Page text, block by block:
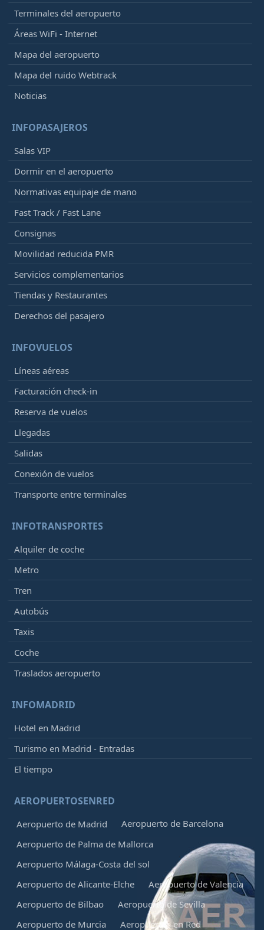
Terminales del aeropuerto
Áreas WiFi - Internet
Mapa del aeropuerto
Mapa del ruido Webtrack
Noticias
INFOPASAJEROS
Salas VIP
Dormir en el aeropuerto
Normativas equipaje de mano
Fast Track / Fast Lane
Consignas
Movilidad reducida PMR
Servicios complementarios
Tiendas y Restaurantes
Derechos del pasajero
INFOVUELOS
Líneas aéreas
Facturación check-in
Reserva de vuelos
Llegadas
Salidas
Conexión de vuelos
Transporte entre terminales
INFOTRANSPORTES
Alquiler de coche
Metro
Tren
Autobús
Taxis
Coche
Traslados aeropuerto
INFOMADRID
Hotel en Madrid
Turismo en Madrid - Entradas
El tiempo
AEROPUERTOSENRED
Aeropuerto de Madrid
Aeropuerto de Barcelona
Aeropuerto de Palma de Mallorca
Aeropuerto Málaga-Costa del sol
Aeropuerto de Alicante-Elche
Aeropuerto de Valencia
Aeropuerto de Bilbao
Aeropuerto de Sevilla
Aeropuerto de Murcia
Aeropuertos en Red